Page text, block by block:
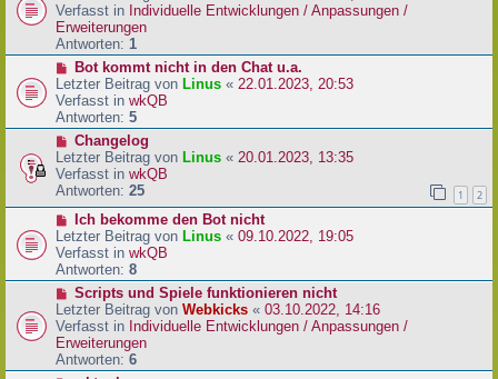
g
i
t
r
a
g
u
e
r
B
e
i
t
r
a
g
Verfasst in Individuelle Entwicklungen / Anpassungen /
Erweiterungen
Antworten: 1
N
e
u
e
r
B
e
i
t
a
g
Bot kommt nicht in den Chat u.a.
Letzter Beitrag von Linus « 22.01.2023, 20:53
Verfasst in wkQB
Antworten: 5
N
e
u
e
r
B
e
i
t
a
g
Changelog
Letzter Beitrag von Linus « 20.01.2023, 13:35
Verfasst in wkQB
Antworten: 25 1 2
N
e
u
e
r
B
e
i
t
r
Ich bekomme den Bot nicht
Letzter Beitrag von Linus « 09.10.2022, 19:05
Verfasst in wkQB
Antworten: 8
N
e
u
e
r
B
Scripts und Spiele funktionieren nicht
Letzter Beitrag von Webkicks « 03.10.2022, 14:16
Verfasst in Individuelle Entwicklungen / Anpassungen /
Erweiterungen
Antworten: 6